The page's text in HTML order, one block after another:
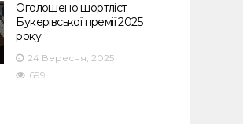
Оголошено шортліст
Букерівської премії 2025
року
24 Вересня, 2025
699